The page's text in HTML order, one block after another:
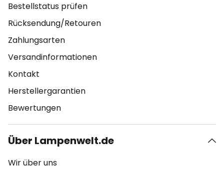
Bestellstatus prüfen
Rücksendung/Retouren
Zahlungsarten
Versandinformationen
Kontakt
Herstellergarantien
Bewertungen
Über Lampenwelt.de
Wir über uns